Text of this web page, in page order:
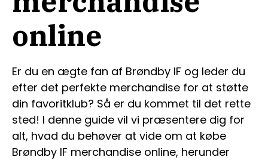
online
Er du en ægte fan af Brøndby IF og leder du
efter det perfekte merchandise for at støtte
din favoritklub? Så er du kommet til det rette
sted! I denne guide vil vi præsentere dig for
alt, hvad du behøver at vide om at købe
Brøndby IF merchandise online, herunder